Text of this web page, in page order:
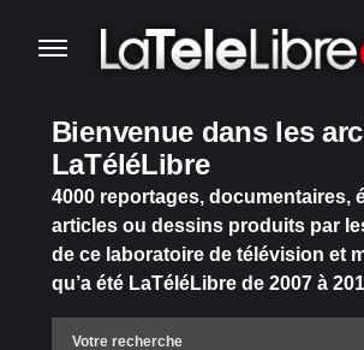
Bienvenue dans les
LaTéléLibre
4000 reportages, documentaires,
articles ou dessins produits par
de ce laboratoire de télévision et
qu’a été LaTéléLibre de 2007 à